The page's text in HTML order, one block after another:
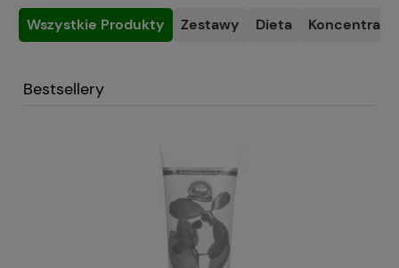
Wszystkie Produkty Zestawy Dieta
Bestsellery